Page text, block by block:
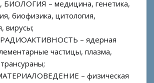
– медицина, генетика,
биофизика, цитология,
вирусы;
– ядерная
частицы, плазма,
– физическая